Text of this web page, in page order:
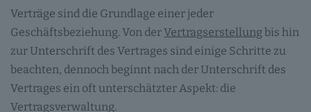
Verträge sind die Grundlage einer jeder
Geschäftsbeziehung. Von derVertragserstellung bis hin
zur Unterschrift des Vertrages sind einige Schritte zu
beachten, dennoch beginnt nach der Unterschrift des
Vertrages ein oft unterschätzter Aspekt: die
Vertragsverwaltung.